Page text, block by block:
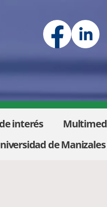
interés
de Manizales